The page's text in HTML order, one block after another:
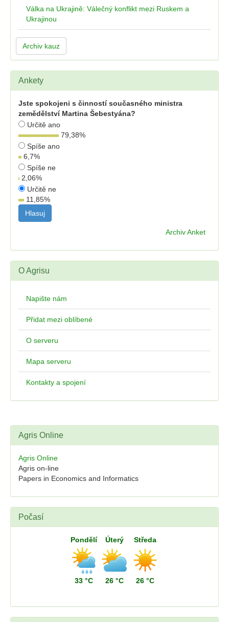
Válka na Ukrajině: Válečný konflikt mezi Ruskem a
Ukrajinou
Archiv kauz
Ankety
Jste spokojeni s činností současného ministra
zemědělství Martina Šebestyána?
Určitě ano
79,38%
Spíše ano
6,7%
Spíše ne
2,06%
Určitě ne
11,85%
Archiv Anket
O Agrisu
Napište nám
Přidat mezi oblíbené
O serveru
Mapa serveru
Kontakty a spojení
Agris Online
Agris Online
Agris on-line
Papers in Economics and Informatics
Počasí
Pondělí
33 °C
Úterý
26 °C
Středa
26 °C